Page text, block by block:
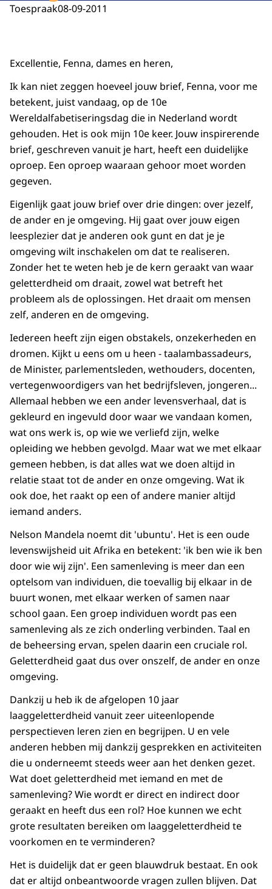
Toespraak08-09-2011
Excellentie, Fenna, dames en heren,
Ik kan niet zeggen hoeveel jouw brief, Fenna, voor me
betekent, juist vandaag, op de 10e
Wereldalfabetiseringsdag die in Nederland wordt
gehouden. Het is ook mijn 10e keer. Jouw inspirerende
brief, geschreven vanuit je hart, heeft een duidelijke
oproep. Een oproep waaraan gehoor moet worden
gegeven.
Eigenlijk gaat jouw brief over drie dingen: over jezelf,
de ander en je omgeving. Hij gaat over jouw eigen
leesplezier dat je anderen ook gunt en dat je je
omgeving wilt inschakelen om dat te realiseren.
Zonder het te weten heb je de kern geraakt van waar
geletterdheid om draait, zowel wat betreft het
probleem als de oplossingen. Het draait om mensen
zelf, anderen en de omgeving.
Iedereen heeft zijn eigen obstakels, onzekerheden en
dromen. Kijkt u eens om u heen - taalambassadeurs,
de Minister, parlementsleden, wethouders, docenten,
vertegenwoordigers van het bedrijfsleven, jongeren...
Allemaal hebben we een ander levensverhaal, dat is
gekleurd en ingevuld door waar we vandaan komen,
wat ons werk is, op wie we verliefd zijn, welke
opleiding we hebben gevolgd. Maar wat we met elkaar
gemeen hebben, is dat alles wat we doen altijd in
relatie staat tot de ander en onze omgeving. Wat ik
ook doe, het raakt op een of andere manier altijd
iemand anders.
Nelson Mandela noemt dit 'ubuntu'. Het is een oude
levenswijsheid uit Afrika en betekent: 'ik ben wie ik ben
door wie wij zijn'. Een samenleving is meer dan een
optelsom van individuen, die toevallig bij elkaar in de
buurt wonen, met elkaar werken of samen naar
school gaan. Een groep individuen wordt pas een
samenleving als ze zich onderling verbinden. Taal en
de beheersing ervan, spelen daarin een cruciale rol.
Geletterdheid gaat dus over onszelf, de ander en onze
omgeving.
Dankzij u heb ik de afgelopen 10 jaar
laaggeletterdheid vanuit zeer uiteenlopende
perspectieven leren zien en begrijpen. U en vele
anderen hebben mij dankzij gesprekken en activiteiten
die u onderneemt steeds weer aan het denken gezet.
Wat doet geletterdheid met iemand en met de
samenleving? Wie wordt er direct en indirect door
geraakt en heeft dus een rol? Hoe kunnen we echt
grote resultaten bereiken om laaggeletterdheid te
voorkomen en te verminderen?
Het is duidelijk dat er geen blauwdruk bestaat. En ook
dat er altijd onbeantwoorde vragen zullen blijven. Dat